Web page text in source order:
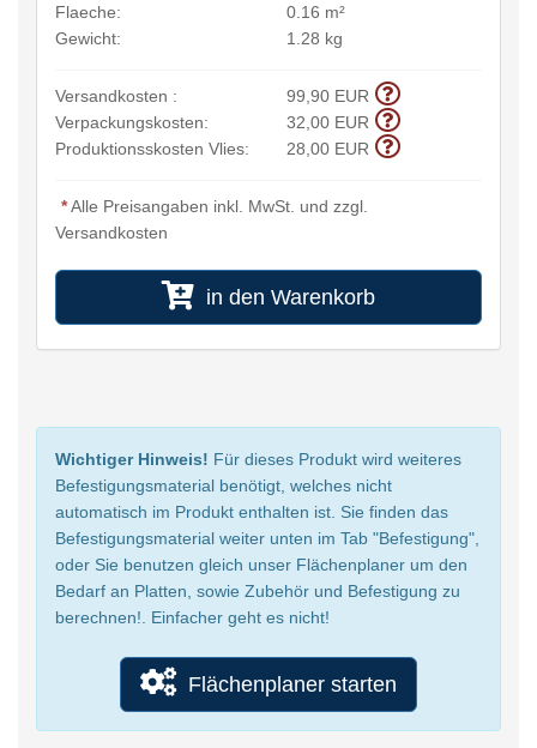
Flaeche:
0.16 m²
Gewicht:
1.28 kg
Versandkosten :
99,90 EUR
Verpackungskosten:
32,00 EUR
Produktionsskosten Vlies:
28,00 EUR
*Alle Preisangaben inkl. MwSt. und zzgl.
Versandkosten
in den Warenkorb
Wichtiger Hinweis! Für dieses Produkt wird weiteres
Befestigungsmaterial benötigt, welches nicht
automatisch im Produkt enthalten ist. Sie finden das
Befestigungsmaterial weiter unten im Tab "Befestigung",
oder Sie benutzen gleich unser Flächenplaner um den
Bedarf an Platten, sowie Zubehör und Befestigung zu
berechnen!. Einfacher geht es nicht!
Flächenplaner starten